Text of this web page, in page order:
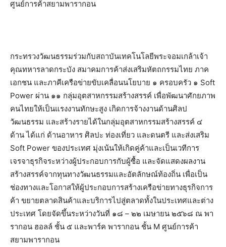
ศูนย์การค้าสยามพารากอน
กระทรวงวัฒนธรรมร่วมกับสถาบันเทคโนโลยีพระจอมเกล้าเจ้า
คุณทหารลาดกระบัง สมาคมการค้าส่งเสริมหัตถกรรมไทย ภาค
เอกชน และภาคีเครือข่ายขับเคลื่อนนโยบาย ๑ ครอบครัว ๑ Soft
Power ผ่าน ๑๑ กลุ่มอุตสาหกรรมสร้างสรรค์ เพื่อพัฒนาศักยภาพ
คนไทยให้เป็นแรงงานทักษะสูง เกิดการจ้างงานด้านศิลป
วัฒนธรรม และสร้างรายได้ในกลุ่มอุตสาหกรรมสร้างสรรค์ ๔
ด้าน ได้แก่ ด้านอาหาร ศิลปะ ท่องเที่ยว และดนตรี และส่งเสริม
Soft Power ของประเทศ มุ่งเน้นให้เกิดคู่ค้าและเป็นเวทีการ
เจรจาธุรกิจระหว่างผู้ประกอบการกับผู้ซื้อ และจัดแสดงผลงาน
สร้างสรรค์จากทุนทางวัฒนธรรมและอัตลักษณ์ท้องถิ่น เพื่อเป็น
ช่องทางและโอกาสให้ผู้ประกอบการสร้างเครือข่ายทางธุรกิจการ
ค้า ขยายตลาดสินค้าและบริการไปสู่ตลาดทั้งในประเทศและต่าง
ประเทศ โดยจัดขึ้นระหว่างวันที่ ๑๘ – ๒๒ เมษายน ๒๕๖๘ ณ พา
รากอน ฮอลล์ ชั้น ๕ และพาร์ค พารากอน ชั้น M ศูนย์การค้า
สยามพารากอน